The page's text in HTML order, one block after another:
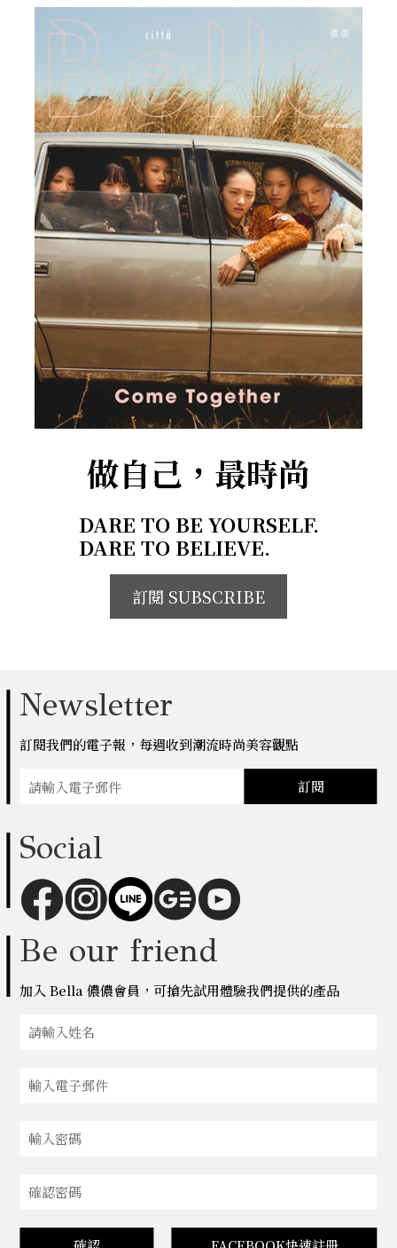
做自己，最時尚
DARE TO BE YOURSELF.
DARE TO BELIEVE.
訂閱 SUBSCRIBE
Newsletter
訂閱我們的電子報，每週收到潮流時尚美容觀點
訂閱
Social
Be our friend
加入 Bella 儂儂會員，可搶先試用體驗我們提供的產品